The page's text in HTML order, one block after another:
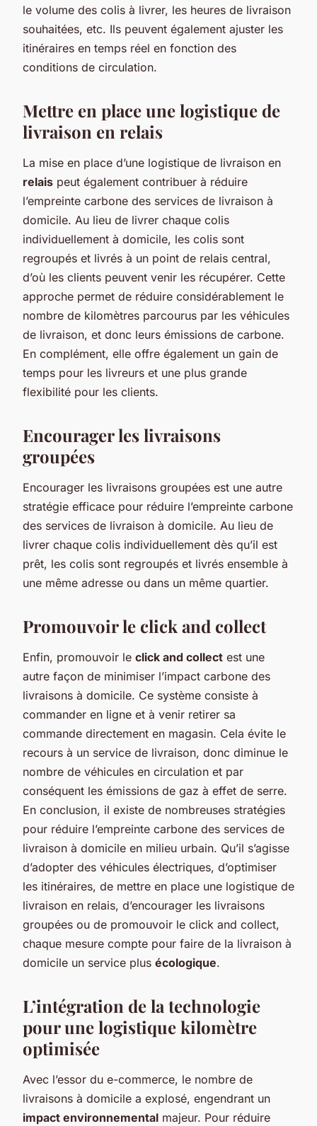
le volume des colis à livrer, les heures de livraison
souhaitées, etc. Ils peuvent également ajuster les
itinéraires en temps réel en fonction des
conditions de circulation.
Mettre en place une logistique de
livraison en relais
La mise en place d’une logistique de livraison en
relais peut également contribuer à réduire
l’empreinte carbone des services de livraison à
domicile. Au lieu de livrer chaque colis
individuellement à domicile, les colis sont
regroupés et livrés à un point de relais central,
d’où les clients peuvent venir les récupérer. Cette
approche permet de réduire considérablement le
nombre de kilomètres parcourus par les véhicules
de livraison, et donc leurs émissions de carbone.
En complément, elle offre également un gain de
temps pour les livreurs et une plus grande
flexibilité pour les clients.
Encourager les livraisons
groupées
Encourager les livraisons groupées est une autre
stratégie efficace pour réduire l’empreinte carbone
des services de livraison à domicile. Au lieu de
livrer chaque colis individuellement dès qu’il est
prêt, les colis sont regroupés et livrés ensemble à
une même adresse ou dans un même quartier.
Promouvoir le click and collect
Enfin, promouvoir le click and collect est une
autre façon de minimiser l’impact carbone des
livraisons à domicile. Ce système consiste à
commander en ligne et à venir retirer sa
commande directement en magasin. Cela évite le
recours à un service de livraison, donc diminue le
nombre de véhicules en circulation et par
conséquent les émissions de gaz à effet de serre.
En conclusion, il existe de nombreuses stratégies
pour réduire l’empreinte carbone des services de
livraison à domicile en milieu urbain. Qu’il s’agisse
d’adopter des véhicules électriques, d’optimiser
les itinéraires, de mettre en place une logistique de
livraison en relais, d’encourager les livraisons
groupées ou de promouvoir le click and collect,
chaque mesure compte pour faire de la livraison à
domicile un service plus écologique.
L’intégration de la technologie
pour une logistique kilomètre
optimisée
Avec l’essor du e-commerce, le nombre de
livraisons à domicile a explosé, engendrant un
impact environnemental majeur. Pour réduire